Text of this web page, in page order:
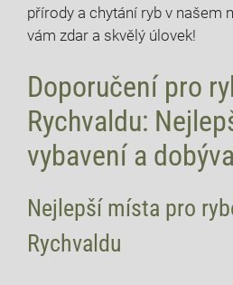
přírody a ⁢chytání⁣ ryb v našem
vám zdar a skvělý úlovek!
Doporučení pro
Rychvaldu:
vybavení a
Nejlepší ​místa pro
Rychvaldu